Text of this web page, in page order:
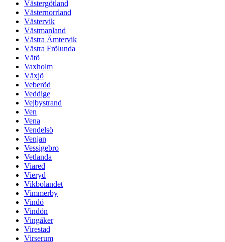
Västergötland
Västernorrland
Västervik
Västmanland
Västra Ämtervik
Västra Frölunda
Vätö
Vaxholm
Växjö
Veberöd
Veddige
Vejbystrand
Ven
Vena
Vendelsö
Venjan
Vessigebro
Vetlanda
Viared
Vieryd
Vikbolandet
Vimmerby
Vindö
Vindön
Vingåker
Virestad
Virserum